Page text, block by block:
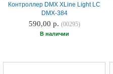
Контроллер DMX XLine Light LC
DMX-384
590,00 р. (00295)
В наличии